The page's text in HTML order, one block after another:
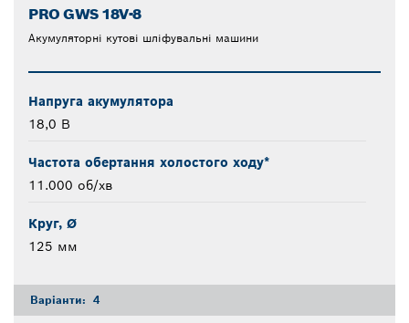
PRO GWS 18V-8
Акумуляторні кутові шліфувальні машини
Напруга акумулятора
18,0 В
Частота обертання холостого ходу*
11.000 об/хв
Круг, Ø
125 мм
Варіанти: 4